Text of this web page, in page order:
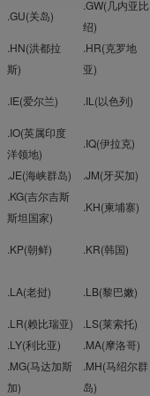
.GU(关岛)
.GW(几内亚比
绍)
.HN(洪都拉
斯)
.HR(克罗地
亚)
.IE(爱尔兰) .IL(以色列)
.IO(英属印度
洋领地)
.IQ(伊拉克)
.JE(海峡群岛) .JM(牙买加)
.KG(吉尔吉斯
斯坦国家)
.KH(柬埔寨)
.KP(朝鲜) .KR(韩国)
.LA(老挝) .LB(黎巴嫩)
.LR(赖比瑞亚)
.LS(莱索托)
.LY(利比亚) .MA(摩洛哥)
.MG(马达加斯
加)
.MH(马绍尔群
岛)